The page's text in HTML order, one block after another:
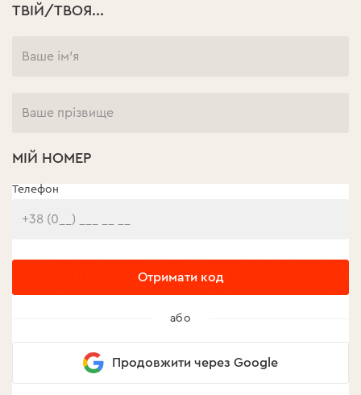
ТВІЙ/ТВОЯ...
МІЙ НОМЕР
Телефон
Отримати код
або
Продовжити через Google